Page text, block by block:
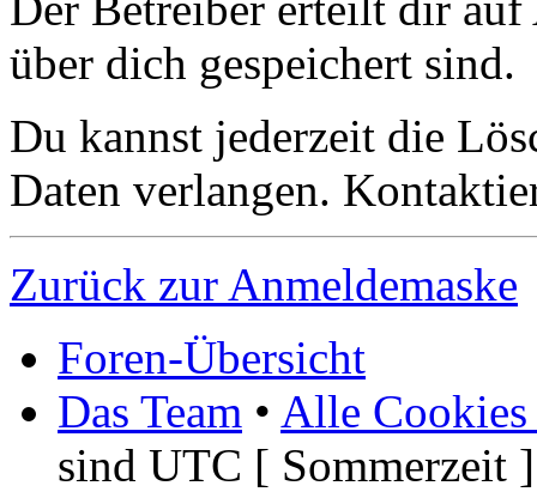
über dich gespeichert sind.
Du kannst jederzeit die
Daten verlangen.
Zurück zur Anmeldemaske
Foren-Übersicht
Das Team • Alle Cookies
sind UTC [ Sommerzeit ]